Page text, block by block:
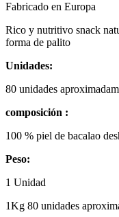
Fabricado en Europa
Rico y nutritivo snack
forma de palito
Unidades:
80 unidades
composición :
100 % piel de bacalao
Peso:
1 Unidad
1Kg 80 unidades